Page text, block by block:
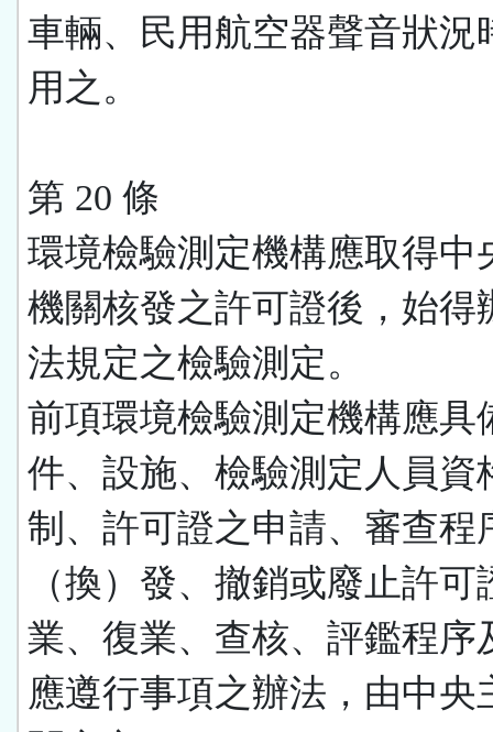
車輛、民用航空器聲音狀況
用之。
第 20 條
環境檢驗測定機構應取得中
機關核發之許可證後，始得
法規定之檢驗測定。
前項環境檢驗測定機構應具
件、設施、檢驗測定人員資
制、許可證之申請、審查程
（換）發、撤銷或廢止許可
業、復業、查核、評鑑程序
應遵行事項之辦法，由中央